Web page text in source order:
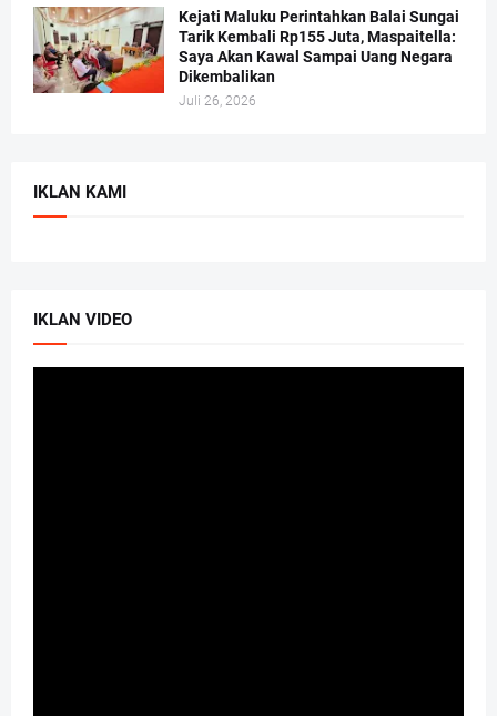
Kejati Maluku Perintahkan Balai Sungai
Tarik Kembali Rp155 Juta, Maspaitella:
Saya Akan Kawal Sampai Uang Negara
Dikembalikan
Juli 26, 2026
IKLAN KAMI
IKLAN VIDEO